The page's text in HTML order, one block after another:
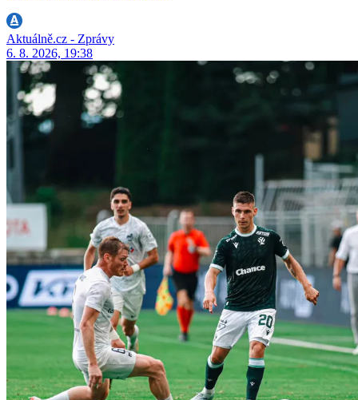
Aktuálně.cz - Zprávy
6. 8. 2026, 19:38